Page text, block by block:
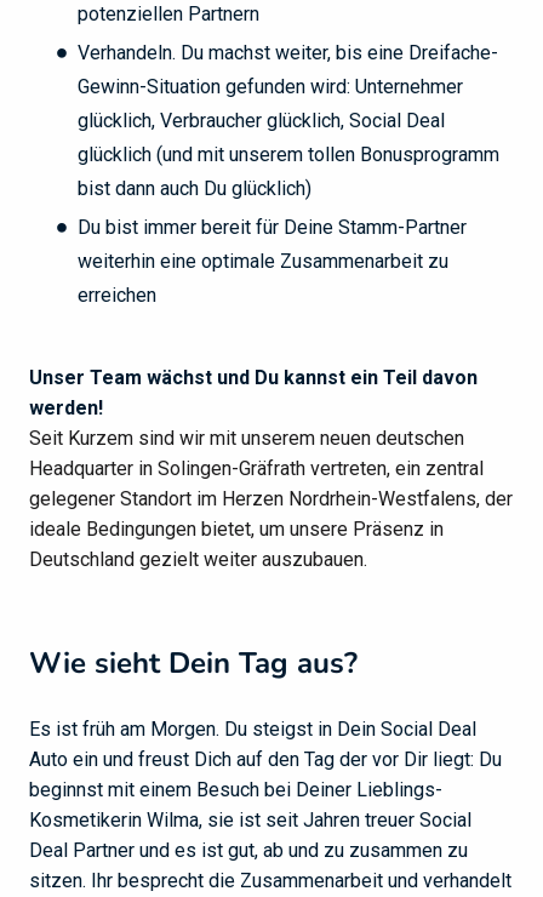
potenziellen Partnern
Verhandeln. Du machst weiter, bis eine Dreifache-
Gewinn-Situation gefunden wird: Unternehmer
glücklich, Verbraucher glücklich, Social Deal
glücklich (und mit unserem tollen Bonusprogramm
bist dann auch Du glücklich)
Du bist immer bereit für Deine Stamm-Partner
weiterhin eine optimale Zusammenarbeit zu
erreichen
Unser Team wächst und Du kannst ein Teil davon
werden!
Seit Kurzem sind wir mit unserem neuen deutschen
Headquarter in Solingen-Gräfrath vertreten, ein zentral
gelegener Standort im Herzen Nordrhein-Westfalens, der
ideale Bedingungen bietet, um unsere Präsenz in
Deutschland gezielt weiter auszubauen.
Wie sieht Dein Tag aus?
Es ist früh am Morgen. Du steigst in Dein Social Deal
Auto ein und freust Dich auf den Tag der vor Dir liegt: Du
beginnst mit einem Besuch bei Deiner Lieblings-
Kosmetikerin Wilma, sie ist seit Jahren treuer Social
Deal Partner und es ist gut, ab und zu zusammen zu
sitzen. Ihr besprecht die Zusammenarbeit und verhandelt